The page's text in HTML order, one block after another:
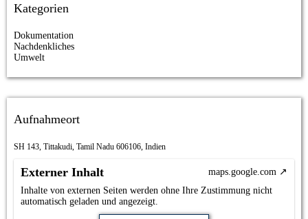
Kategorien
Dokumentation
Nachdenkliches
Umwelt
Aufnahmeort
SH 143, Tittakudi, Tamil Nadu 606106, Indien
Externer Inhalt
maps.google.com
Inhalte von externen Seiten werden ohne Ihre Zustimmung nicht
automatisch geladen und angezeigt.